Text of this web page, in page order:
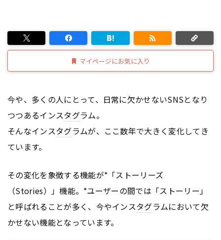
マイページにお気に入り
今や、多くの人にとって、日常に欠かせないSNSとなり
つつあるインスタグラム。
そんなインスタグラムが、ここ数年で大きく変化してき
ています。
その変化を象徴する機能が*「ストーリーズ
（Stories）」機能。*ユーザーの間では「ストーリー」
と呼ばれることが多く、今やインスタグラムにおいて欠
かせない機能となっています。